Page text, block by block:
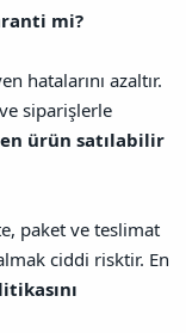
mi?
hatalarını azaltır.
siparişlerle
ürün satılabilir
paket ve teslimat
ciddi risktir. En